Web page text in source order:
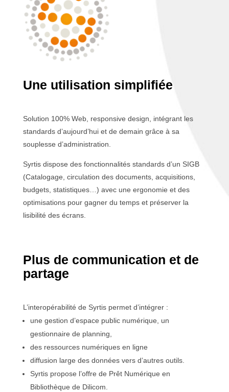
Une utilisation simplifiée
Solution 100% Web, responsive design, intégrant les
standards d’aujourd’hui et de demain grâce à sa
souplesse d’administration.
Syrtis dispose des fonctionnalités standards d’un SIGB
(Catalogage, circulation des documents, acquisitions,
budgets, statistiques…) avec une ergonomie et des
optimisations pour gagner du temps et préserver la
lisibilité des écrans.
Plus de communication et de
partage
L’interopérabilité de Syrtis permet d’intégrer :
une gestion d’espace public numérique, un
gestionnaire de planning,
des ressources numériques en ligne
diffusion large des données vers d’autres outils.
Syrtis propose l’offre de Prêt Numérique en
Bibliothèque de Dilicom.